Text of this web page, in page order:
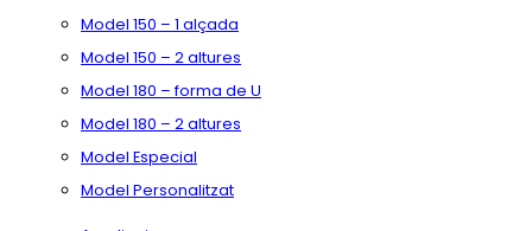
Model 150 – 1 alçada
Model 150 – 2 altures
Model 180 – forma de U
Model 180 – 2 altures
Model Especial
Model Personalitzat